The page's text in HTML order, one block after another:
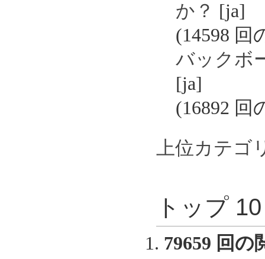
か？ [ja]
(14598 回
バックボ
[ja]
(16892 回
上位カテゴ
トップ
79659 回の